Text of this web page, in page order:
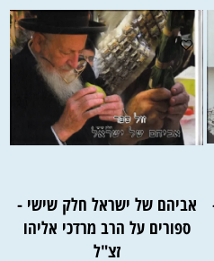
אביהם של ישראל חלק שישי -
ספורים על הרב מרדכי אליהו
זצ"ל